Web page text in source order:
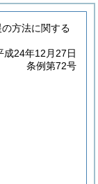
方法に関する
成24年12月27日
条例第72号